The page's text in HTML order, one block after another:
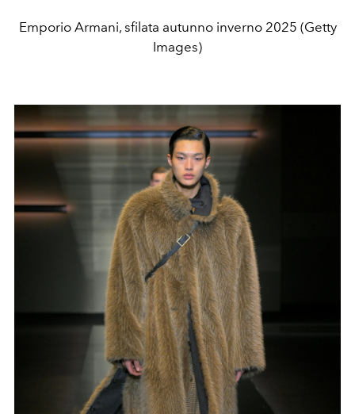
Emporio Armani, sfilata autunno inverno 2025 (Getty
Images)